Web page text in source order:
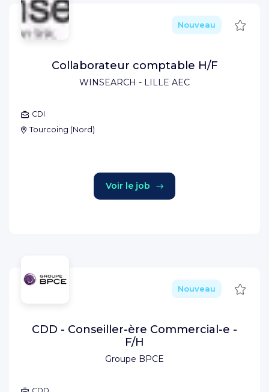
WINSEARCH - LILLE AEC
Nouveau
Collaborateur comptable H/F
CDI
Tourcoing (Nord)
Voir le job
Groupe BPCE
Nouveau
CDD - Conseiller-ère Commercial-e -
F/H